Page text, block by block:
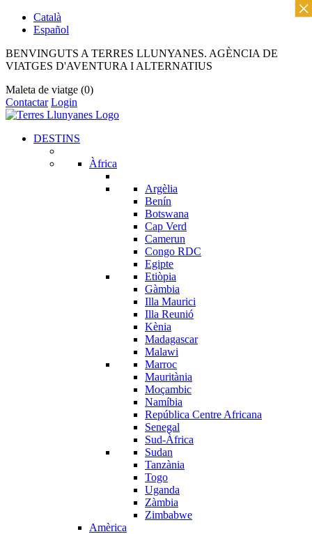
Català
Español
BENVINGUTS A TERRES LLUNYANES. AGÈNCIA DE
VIATGES D'AVENTURA I ALTERNATIUS
Maleta de viatge (0)
Contactar Login
DESTINS
Àfrica
Argèlia
Benín
Botswana
Cap Verd
Camerun
Congo RDC
Egipte
Etiòpia
Gàmbia
Illa Maurici
Illa Reunió
Kènia
Madagascar
Malawi
Marroc
Mauritània
Moçambic
Namíbia
República Centre Africana
Senegal
Sud-Àfrica
Sudan
Tanzània
Togo
Uganda
Zàmbia
Zimbabwe
Amèrica
×